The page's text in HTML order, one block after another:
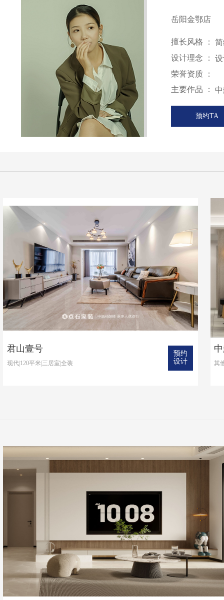
岳阳金鄂店
擅长风格 ：
设计理念 ：
荣誉资质 ：
主要作品 ：
预约TA
预约
设计
君山壹号
现代|120平米|三居室|全装 其